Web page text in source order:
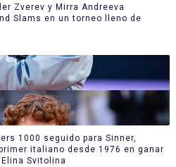
Zverev y Mirra Andreeva
Slams en un torneo lleno de
1000 seguido para Sinner,
italiano desde 1976 en ganar
Svitolina